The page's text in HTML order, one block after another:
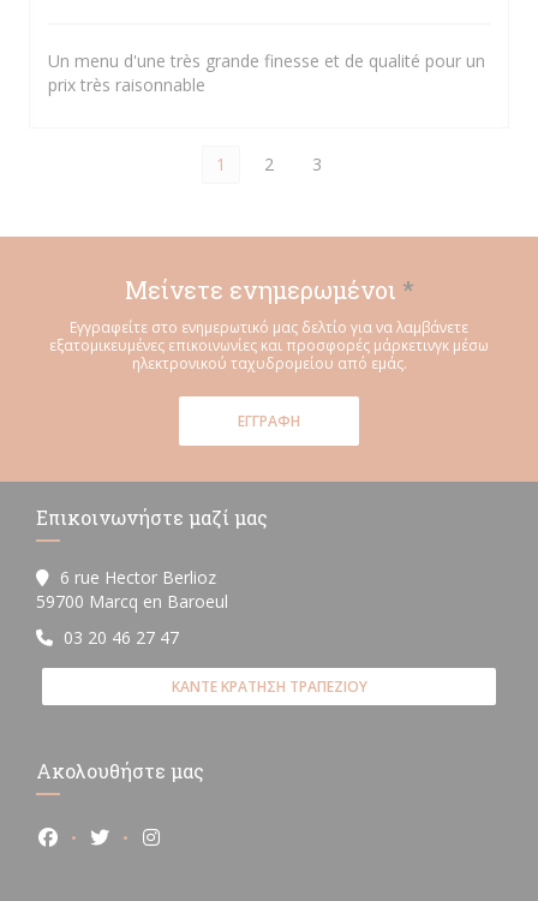
Un menu d'une très grande finesse et de qualité pour un
prix très raisonnable
1 2 3
Μείνετε ενημερωμένοι *
Εγγραφείτε στο ενημερωτικό μας δελτίο για να λαμβάνετε
εξατομικευμένες επικοινωνίες και προσφορές μάρκετινγκ μέσω
ηλεκτρονικού ταχυδρομείου από εμάς.
ΕΓΓΡΑΦΉ
Επικοινωνήστε μαζί μας
6 rue Hector Berlioz
59700 Marcq en Baroeul
03 20 46 27 47
ΚΆΝΤΕ ΚΡΆΤΗΣΗ ΤΡΑΠΕΖΙΟΎ
Ακολουθήστε μας
Facebook ((ανοίγει σε νέο παράθυρο))
Twitter ((ανοίγει σε νέο παράθυρο))
Instagram ((ανοίγει σε νέο παράθυρο))